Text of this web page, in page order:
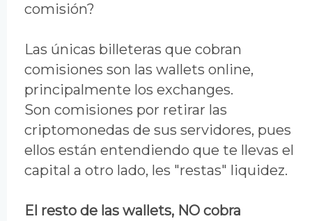
comisión?
Las únicas billeteras que cobran
comisiones son las wallets online,
principalmente los exchanges.
Son comisiones por retirar las
criptomonedas de sus servidores, pues
ellos están entendiendo que te llevas el
capital a otro lado, les "restas" liquidez.
El resto de las wallets, NO cobra